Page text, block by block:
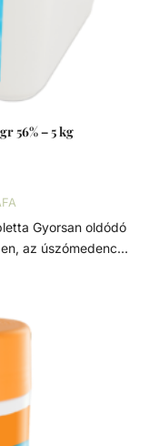
után azonnal
a tapasztalati
Hűvösen és
helyen tárolandó.
56% – 5 kg
minden
vagy
nem tudja